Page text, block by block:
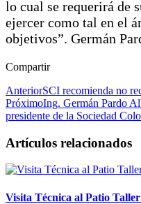
lo cual se requerirá de
ejercer como tal en el
objetivos”. Germán
Compartir
AnteriorSCI recomienda no
PróximoIng. Germán Pardo
presidente de la Sociedad
Artículos relacionados
Visita Técnica al Patio